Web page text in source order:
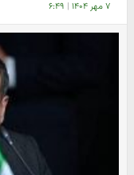
۷ مهر ۱۴۰۴ | ۶:۴۹